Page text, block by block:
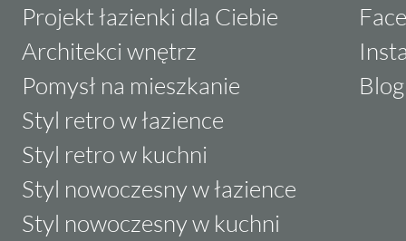
Projekt łazienki dla Ciebie
Architekci wnętrz
Pomysł na mieszkanie
Styl retro w łazience
Styl retro w kuchni
Styl nowoczesny w łazience
Styl nowoczesny w kuchni
Blog